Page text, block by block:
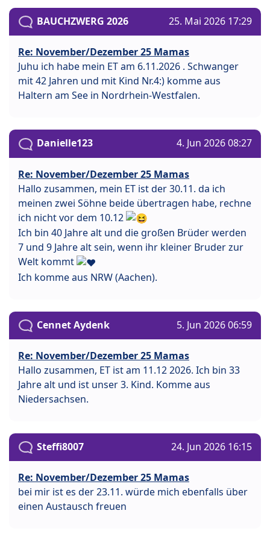
BAUCHZWERG 2026 25. Mai 2026 17:29
Re: November/Dezember 25 Mamas
Juhu ich habe mein ET am 6.11.2026 . Schwanger
mit 42 Jahren und mit Kind Nr.4:) komme aus
Haltern am See in Nordrhein-Westfalen.
Danielle123 4. Jun 2026 08:27
Re: November/Dezember 25 Mamas
Hallo zusammen, mein ET ist der 30.11. da ich
meinen zwei Söhne beide übertragen habe, rechne
ich nicht vor dem 10.12
Ich bin 40 Jahre alt und die großen Brüder werden
7 und 9 Jahre alt sein, wenn ihr kleiner Bruder zur
Welt kommt
Ich komme aus NRW (Aachen).
Cennet Aydenk 5. Jun 2026 06:59
Re: November/Dezember 25 Mamas
Hallo zusammen, ET ist am 11.12 2026. Ich bin 33
Jahre alt und ist unser 3. Kind. Komme aus
Niedersachsen.
Steffi8007 24. Jun 2026 16:15
Re: November/Dezember 25 Mamas
bei mir ist es der 23.11. würde mich ebenfalls über
einen Austausch freuen